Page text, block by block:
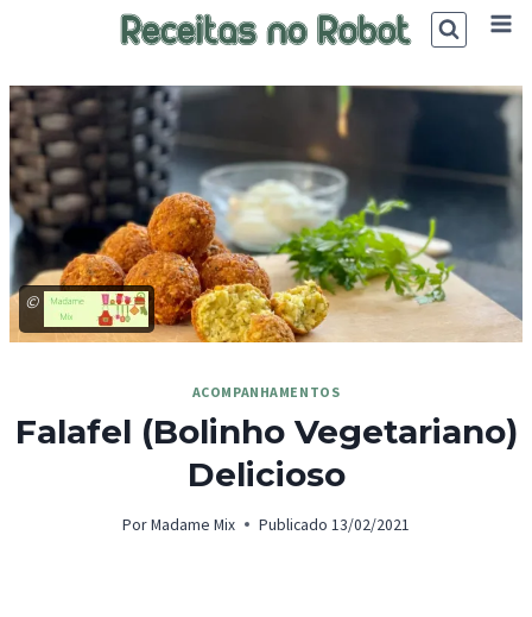
©
ACOMPANHAMENTOS
Falafel (Bolinho Vegetariano)
Delicioso
Por Madame Mix Publicado 13/02/2021